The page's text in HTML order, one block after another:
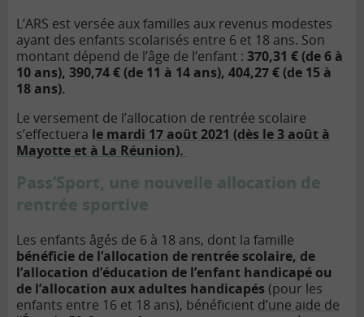
L’ARS est versée aux familles aux revenus modestes
ayant des enfants scolarisés entre 6 et 18 ans. Son
montant dépend de l’âge de l’enfant : 370,31 € (de 6 à
10 ans), 390,74 € (de 11 à 14 ans), 404,27 € (de 15 à
18 ans).
Le versement de l’allocation de rentrée scolaire
s’effectuera le mardi 17 août 2021 (dès le 3 août à
Mayotte et à La Réunion).
Pass’Sport, une nouvelle allocation de
rentrée sportive
Les enfants âgés de 6 à 18 ans, dont la famille
bénéficie de l’allocation de rentrée scolaire, de
l’allocation d’éducation de l’enfant handicapé ou
de l’allocation aux adultes handicapés (pour les
enfants entre 16 et 18 ans), bénéficient d’une aide de